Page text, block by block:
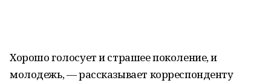
Хорошо голосует и страшее поколение, и
молодежь, — рассказывает корреспонденту